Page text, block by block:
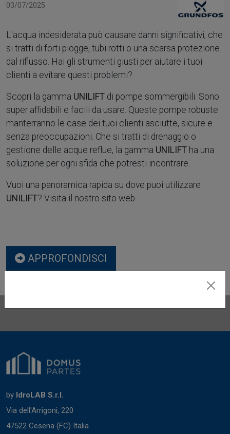
03/07/2025
L'acqua indesiderata può causare danni significativi, che
si tratti di forti piogge, tubi rotti o una scarsa protezione
dal riflusso. Hai gli strumenti giusti per aiutare i tuoi
clienti a evitare questi problemi?
Scopri la gamma UNILIFT di pompe sommergibili. Sono
super affidabili e facili da usare. Queste pompe robuste
manterranno le case dei tuoi clienti asciutte, sicure e
senza preoccupazioni. Che si tratti di drenaggio o
gestione delle acque reflue, la gamma UNILIFT ha una
soluzione per ogni sfida che potresti incontrare.
Vuoi una panoramica rapida su dove puoi utilizzare
UNILIFT? Visita il nostro sito web.
APPROFONDISCI
by IdroLAB S.r.l.
Via dell'Arrigoni, 220
47522 Cesena (FC) Italia